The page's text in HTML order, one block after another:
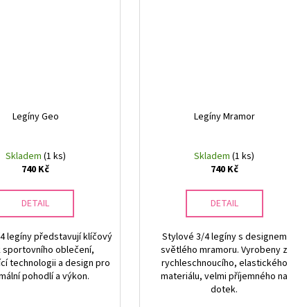
Legíny Geo
Skladem (1 ks)
740 Kč
DETAIL
legíny představují klíčový
sportovního oblečení,
technologii a design pro
pohodlí a výkon.
Legíny Mramor
Skladem(1 ks)
740 Kč
DETAIL
Stylové 3/4 legíny s designem
světlého mramoru. Vyrobeny z
rychleschnoucího, elastického
materiálu, velmi příjemného na
dotek.